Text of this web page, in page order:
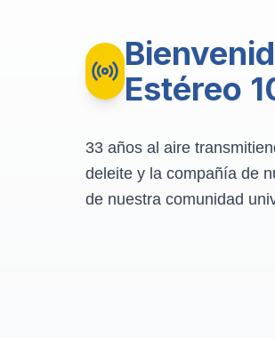
Estéreo
33 años al aire
deleite y la compañía de
de nuestra comunidad